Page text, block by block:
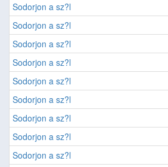
Sodorjon a sz?l
Sodorjon a sz?l
Sodorjon a sz?l
Sodorjon a sz?l
Sodorjon a sz?l
Sodorjon a sz?l
Sodorjon a sz?l
Sodorjon a sz?l
Sodorjon a sz?l